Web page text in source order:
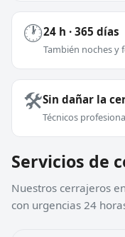
🕐24 h · 365 días
También noches y
🛠️Sin dañar la
Técnicos
Servicios de
Nuestros cerrajeros
con urgencias 24